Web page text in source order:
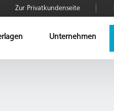
Zur Privatkundenseite
Unternehmen